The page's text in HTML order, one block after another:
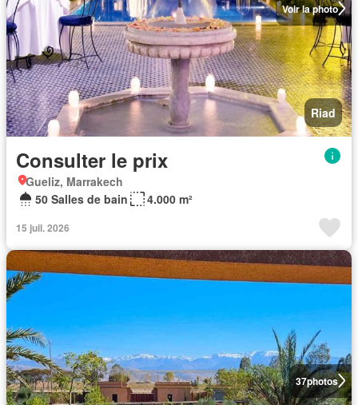
Voir la photo
Riad
Consulter le prix
Gueliz, Marrakech
50 Salles de bain
4.000 m²
15 juil. 2026
37photos